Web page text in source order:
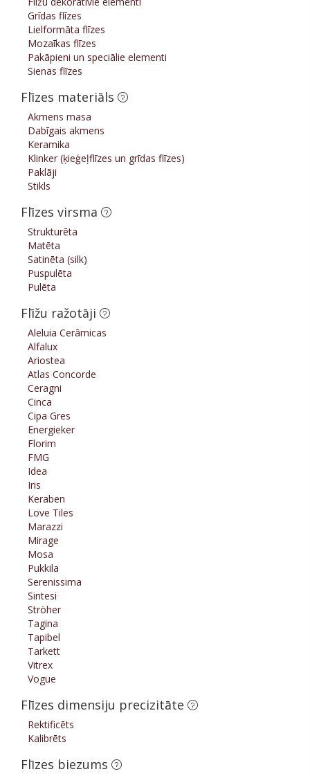
Grīdas flīzes
Lielformāta flīzes
Mozaīkas flīzes
Pakāpieni un speciālie elementi
Sienas flīzes
Flīzes materiāls
Akmens masa
Dabīgais akmens
Keramika
Klinker (ķieģeļflīzes un grīdas flīzes)
Paklāji
Stikls
Flīzes virsma
Strukturēta
Matēta
Satinēta (silk)
Puspulēta
Pulēta
Flīžu ražotāji
Aleluia Cerâmicas
Alfalux
Ariostea
Atlas Concorde
Ceragni
Cinca
Cipa Gres
Energieker
Florim
FMG
Idea
Iris
Keraben
Love Tiles
Marazzi
Mirage
Mosa
Pukkila
Serenissima
Sintesi
Ströher
Tagina
Tapibel
Tarkett
Vitrex
Vogue
Flīzes dimensiju precizitāte
Rektificēts
Kalibrēts
Flīzes biezums